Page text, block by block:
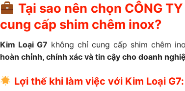
Tại sao nên chọn CÔNG
cung cấp shim chêm inox?
Kim Loại G7 không chỉ cung cấp shim chêm
hoàn chỉnh, chính xác và tin cậy cho doanh
Lợi thế khi làm việc với Kim Loại G7: